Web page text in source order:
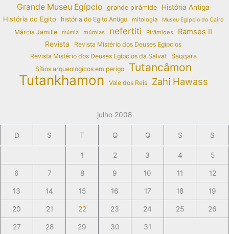
Grande Museu Egípcio grande pirâmide
História Antiga
História do Egito
história do Egito Antigo mitologia Museu Egípcio do Cairo
Márcia Jamille múmia múmias nefertiti Pirâmides Ramses II
Revista
Revista Mistério dos Deuses Egípcios
Revista Mistério dos Deuses Egípcios da Salvat
Saqqara
Sítios arqueológicos em perigo
Tutancâmon
Tutankhamon Vale dos Reis Zahi Hawass
julho 2008
D S T Q Q S S
1 2 3 4 5
6 7 8 9 10 11 12
13 14 15 16 17 18 19
20 21 22 23 24 25 26
27 28 29 30 31